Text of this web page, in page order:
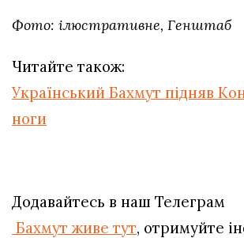
Фото: ілюстративне, Генштаб
Читайте також:
Український Бахмут підняв
ноги
Додавайтесь в наш Телеграм
Бахмут живе тут, отримуйте